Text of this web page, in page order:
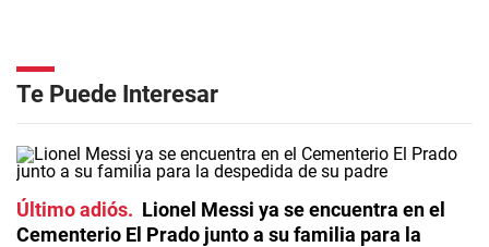
Te Puede Interesar
Último adiós
Lionel Messi ya se encuentra en el
Cementerio El Prado junto a su familia para la